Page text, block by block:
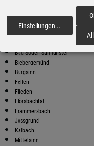
Super
Preiswerter tanken -
Preise in Ihrer Stadt
Bad Soden-Salmünster
Biebergemünd
Burgsinn
Fellen
Flieden
Flörsbachtal
Frammersbach
Jossgrund
Kalbach
Mittelsinn
Einstellungen...